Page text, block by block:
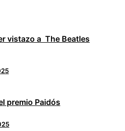
vistazo a The Beatles
premio Paidós